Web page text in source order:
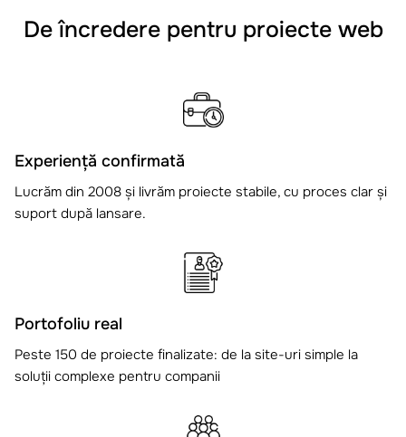
De încredere pentru proiecte web
Experiență confirmată
Lucrăm din 2008 și livrăm proiecte stabile, cu proces clar și
suport după lansare.
Portofoliu real
Peste 150 de proiecte finalizate: de la site-uri simple la
soluții complexe pentru companii